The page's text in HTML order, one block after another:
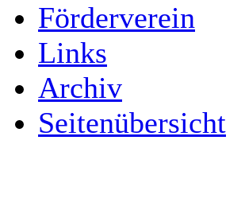
Förderverein
Links
Archiv
Seitenübersicht